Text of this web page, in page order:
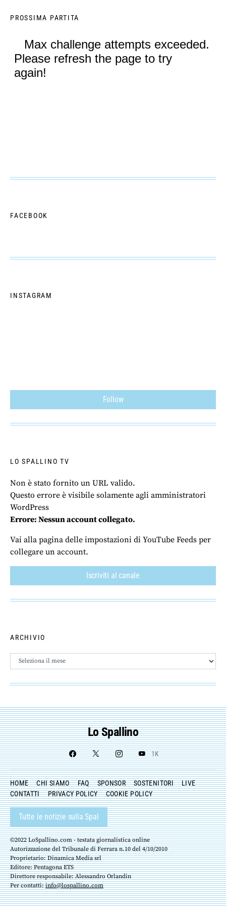
PROSSIMA PARTITA
FACEBOOK
INSTAGRAM
Follow
LO SPALLINO TV
Non è stato fornito un URL valido.
Questo errore è visibile solamente agli amministratori
WordPress
Errore: Nessun account collegato.
Vai alla pagina delle impostazioni di YouTube Feeds per
collegare un account.
Iscriviti al canale
ARCHIVIO
Archivio
Lo Spallino
1K
HOME CHI SIAMO FAQ SPONSOR SOSTENITORI
LIVE
CONTATTI
PRIVACY POLICY COOKIE POLICY
Tutte le notizie sulla Spal
©2022 LoSpallino.com - testata giornalistica online
Autorizzazione del Tribunale di Ferrara n.10 del 4/10/2010
Proprietario: Dinamica Media srl
Editore: Pentagona ETS
Direttore responsabile: Alessandro Orlandin
Per contatti:info@lospallino.com